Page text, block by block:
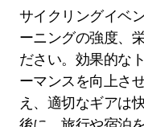
サイクリングイベ
ーニングの強度、
ださい。効果的な
ーマンスを向上さ
え、適切なギアは